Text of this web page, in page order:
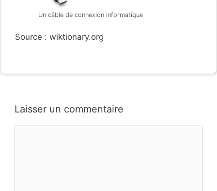
Un câble de connexion informatique
Source : wiktionary.org
Laisser un commentaire